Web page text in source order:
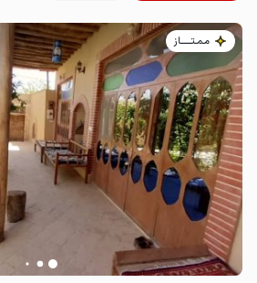
مـمـتــــــاز